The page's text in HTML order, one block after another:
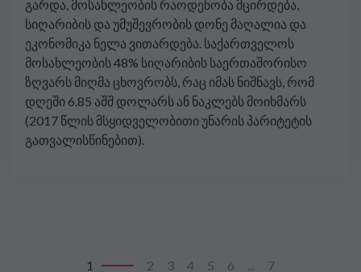
გარდა, მოსახლეობის რაოდენობა მცირდება,
სიღარიბის და უმუშევრობის დონე მაღალია და
ეკონომიკა ნელა ვითარდება. საქართველოს
მოსახლეობის 48% სიღარიბის საერთაშორისო
ზღვარს მიღმა ცხოვრობს, რაც იმას ნიშნავს, რომ
დღეში 6.85 აშშ დოლარს ან ნაკლებს მოიხმარს
(2017 წლის მსყიდველობითი უნარის პარიტეტის
გათვალისწინებით).
1 2 3 4 5 6 ... 7